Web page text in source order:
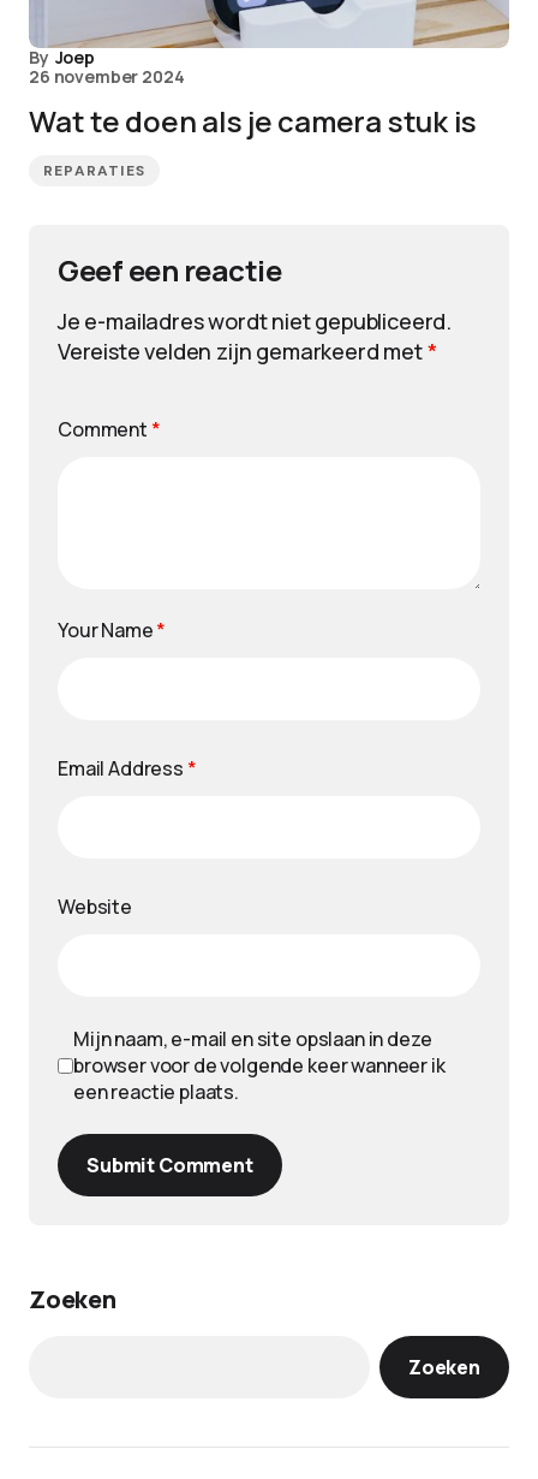
By Joep
26 november 2024
Wat te doen als je camera stuk is
REPARATIES
Geef een reactie
Je e-mailadres wordt niet gepubliceerd.
Vereiste velden zijn gemarkeerd met*
Comment *
Your Name*
Email Address *
Website
Mijn naam, e-mail en site opslaan in deze
browser voor de volgende keer wanneer ik
een reactie plaats.
Submit Comment
Zoeken
Zoeken